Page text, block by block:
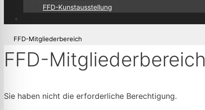
FFD-Kunstausstellung
FFD-Mitgliederbereich
FFD-Mitgliederbereich
Sie haben nicht die erforderliche Berechtigung.